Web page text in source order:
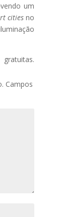
um
citiesno
Campos